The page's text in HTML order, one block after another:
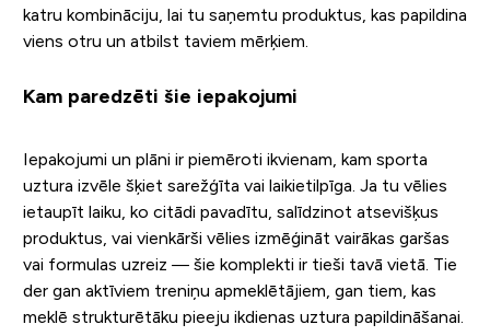
katru kombināciju, lai tu saņemtu produktus, kas papildina
viens otru un atbilst taviem mērķiem.
Kam paredzēti šie iepakojumi
Iepakojumi un plāni ir piemēroti ikvienam, kam sporta
uztura izvēle šķiet sarežģīta vai laikietilpīga. Ja tu vēlies
ietaupīt laiku, ko citādi pavadītu, salīdzinot atsevišķus
produktus, vai vienkārši vēlies izmēģināt vairākas garšas
vai formulas uzreiz — šie komplekti ir tieši tavā vietā. Tie
der gan aktīviem treniņu apmeklētājiem, gan tiem, kas
meklē strukturētāku pieeju ikdienas uztura papildināšanai.